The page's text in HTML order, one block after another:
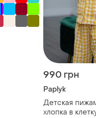
990 грн
Paplyk
Детская
хлопка в